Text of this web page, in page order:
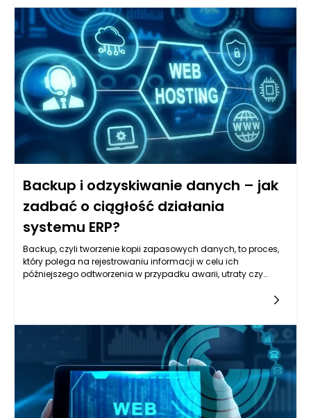
cybernetyczne. Pierwszym krokiem w zabezpieczaniu systemu
ERP jest przeprowadzenie szczegółowej analizy ryzyk, która
pozwala zidentyfikować potencjalne słabości oraz wdrożyć
odpowiednie procedury, które zminimalizują zagrożenie.
Ważne jest, aby regularnie weryfikować i aktualizować te
analizy, jako że nowe techniki ataku są stale rozwijane przez
cyberprzestępców.
Backup i odzyskiwanie danych – jak
zadbać o ciągłość działania
systemu ERP?
Backup, czyli tworzenie kopii zapasowych danych, to proces,
który polega na rejestrowaniu informacji w celu ich
późniejszego odtworzenia w przypadku awarii, utraty czy
magazynowanie i wiele innych, backup staje się niezbędnym
elementem strategii zapewniającej ciągłość działania. Bez
odpowiednich procedur tworzenia i zarządzania kopiami
zapasowymi, firma naraża się na poważne straty finansowe
oraz reputacyjne. Kiedy z systemem ERP występuje awaria lub
inne trudności, kluczowe jest, aby dostęp do danych był
natychmiastowy, a ich odzyskanie nie zajmowało zbyt wiele
czasu.